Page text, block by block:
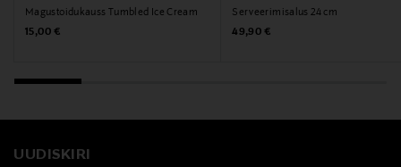
Magustoidukauss Tumbled Ice Cream
Original Price
15,00 €
Serveerimisalus 24 cm
Original Price
49,90 €
UUDISKIRI